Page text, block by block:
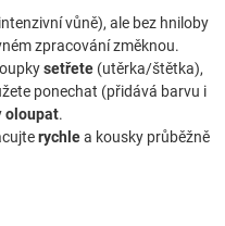
vůně), ale bez hniloby
zpracování změknou.
setřete (utěrka/štětka),
ponechat (přidává barvu i
oloupat.
rychlea kousky průběžně